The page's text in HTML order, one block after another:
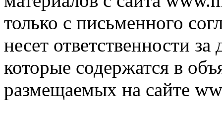
только с письменного
несет ответственности
которые содержатся в
размещаемых на сайте